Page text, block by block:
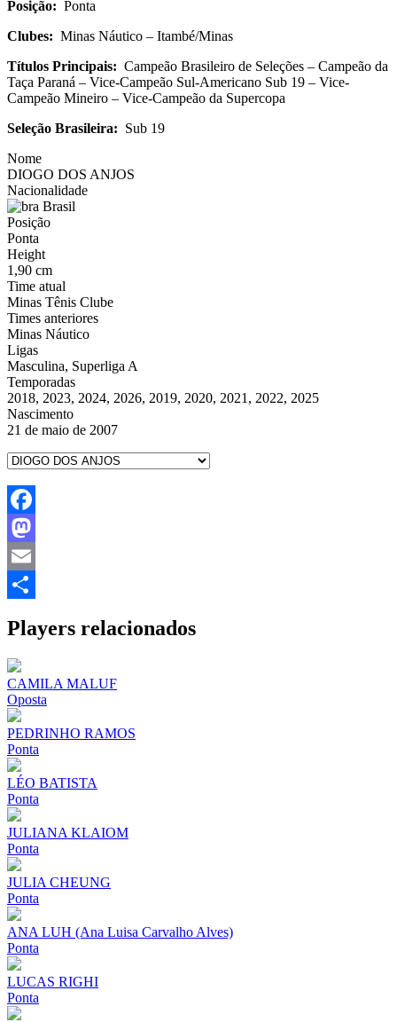
Posição: Ponta
Clubes: Minas Náutico – Itambé/Minas
Títulos Principais: Campeão Brasileiro de Seleções – Campeão da
Taça Paraná – Vice-Campeão Sul-Americano Sub 19 – Vice-
Campeão Mineiro – Vice-Campeão da Supercopa
Seleção Brasileira: Sub 19
Nome
DIOGO DOS ANJOS
Nacionalidade
Brasil
Posição
Ponta
Height
1,90 cm
Time atual
Minas Tênis Clube
Times anteriores
Minas Náutico
Ligas
Masculina, Superliga A
Temporadas
2018, 2023, 2024, 2026, 2019, 2020, 2021, 2022, 2025
Nascimento
21 de maio de 2007
Facebook
Mastodon
Email
Players relacionados
CAMILA MALUF
Oposta
PEDRINHO RAMOS
Ponta
LÉO BATISTA
Ponta
JULIANA KLAIOM
Ponta
JULIA CHEUNG
Ponta
ANA LUH (Ana Luisa Carvalho Alves)
Ponta
LUCAS RIGHI
Ponta